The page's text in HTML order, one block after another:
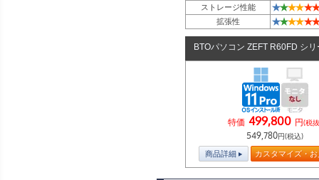
ストレージ性能 ★★★★★★
拡張性 ★★★★★★
BTOパソコン ZEFT R60FD シリ
特価 499,800 円(税
549,780円(税込)
商品詳細 カスタマイズ・